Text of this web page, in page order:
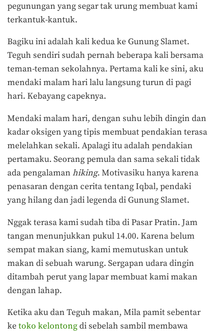
pegunungan yang segar tak urung membuat kami
terkantuk-kantuk.
Bagiku ini adalah kali kedua ke Gunung Slamet.
Teguh sendiri sudah pernah beberapa kali bersama
teman-teman sekolahnya. Pertama kali ke sini, aku
mendaki malam hari lalu langsung turun di pagi
hari. Kebayang capeknya.
Mendaki malam hari, dengan suhu lebih dingin dan
kadar oksigen yang tipis membuat pendakian terasa
melelahkan sekali. Apalagi itu adalah pendakian
pertamaku. Seorang pemula dan sama sekali tidak
ada pengalaman hiking. Motivasiku hanya karena
penasaran dengan cerita tentang Iqbal, pendaki
yang hilang dan jadi legenda di Gunung Slamet.
Nggak terasa kami sudah tiba di Pasar Pratin. Jam
tangan menunjukkan pukul 14.00. Karena belum
sempat makan siang, kami memutuskan untuk
makan di sebuah warung. Sergapan udara dingin
ditambah perut yang lapar membuat kami makan
dengan lahap.
Ketika aku dan Teguh makan, Mila pamit sebentar
ke toko kelontongdi sebelah sambil membawa